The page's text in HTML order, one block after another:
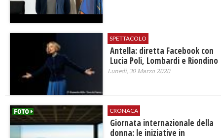
SPETTACOLO
Antella: diretta Facebook con
Lucia Poli, Lombardi e Riondino
Lunedì, 30 Marzo 2020
CRONACA
Giornata internazionale della
donna: le iniziative in